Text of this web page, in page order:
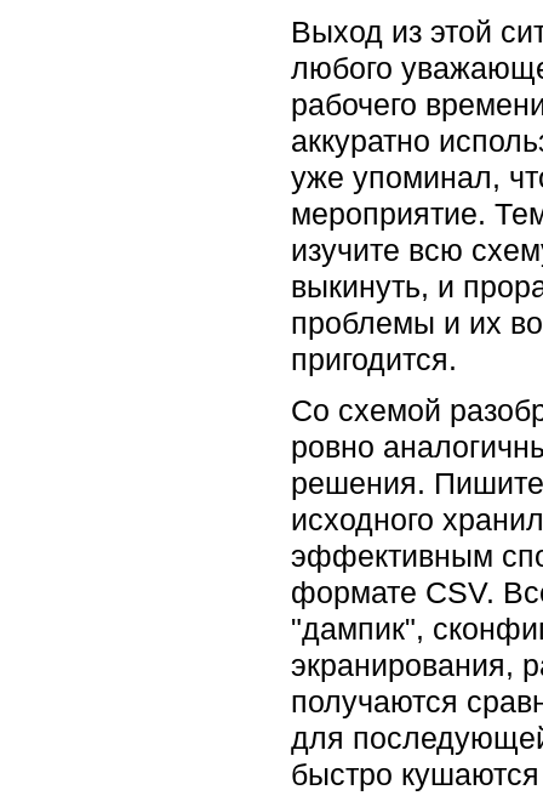
Выход из этой
любого
рабочего
аккуратно
уже упоминал,
мероприятие.
изучите всю
выкинуть, и
проблемы и их
пригодится.
Со схемой
ровно
решения. Пишите
исходного
эффективным
формате CSV.
"дампик",
экранирования,
получаются
для
быстро